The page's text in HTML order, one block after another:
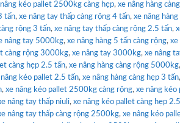
kéo pallet 2500kg càng hẹp, xe nâng hàng
tấn, xe nâng tay thấp càng rộng 4 tấn, xe nâng
rộng 3 tấn, xe nâng tay thấp càng rộng 2.5 tấn,
nâng tay 5000kg, xe nâng hàng 5 tấn càng rộng, xe
càng rộng 3000kg, xe nâng tay 3000kg, xe nâng
càng hẹp 2.5 tấn, xe nâng hàng càng rộng 5000kg,
kéo pallet 2.5 tấn, xe nâng hàng càng hẹp 3 tấn,
, xe nâng kéo pallet 2500kg càng rộng, xe nâng
nâng tay thấp niuli, xe nâng kéo pallet càng hẹp
nâng tay thấp càng rộng 2500kg, xe nâng kéo